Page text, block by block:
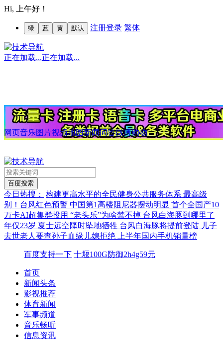
Hi, 上午好！
绿 蓝 黄 默认 注册登录 繁体
正在加载...正在加载...
网页音乐图片视频地图新闻问答微博购物
今日热搜： 构建更高水平的全民健身公共服务体系 最高级
别！台风红色预警 中国第1高楼阻尼器摆动明显 首个全国产10
万卡AI超集群投用 “老头乐”为啥禁不掉 台风白海豚到哪里了
年仅23岁 夏士远空降时坠地牺牲 台风白海豚将提前登陆 儿子
去世老人要查孙子血缘儿媳拒绝
上半年国内手机销量榜
百度支持一下 十堰100G防御2h4g59元
首页
新闻头条
影视推荐
体育新闻
军事频道
音乐畅听
信息资讯